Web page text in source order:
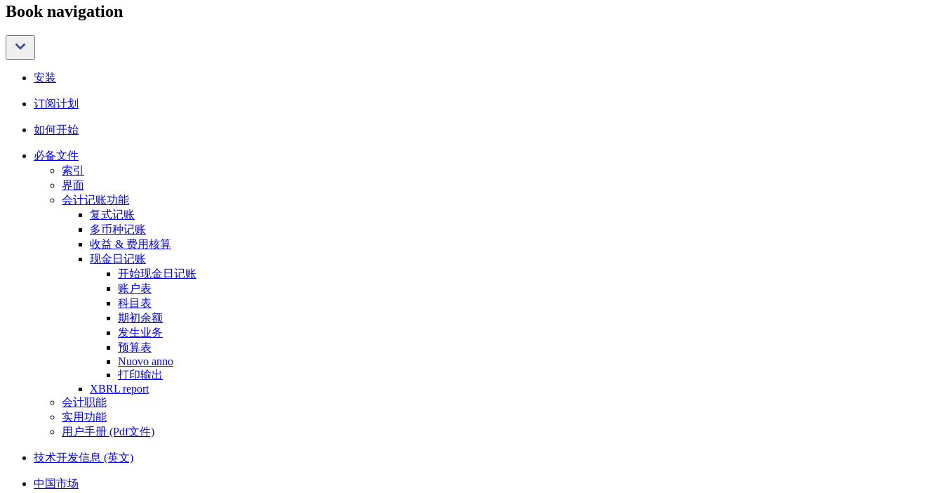
Book navigation
安装
订阅计划
如何开始
必备文件
索引
界面
会计记账功能
复式记账
多币种记账
收益 & 费用核算
现金日记账
开始现金日记账
账户表
科目表
期初余额
发生业务
预算表
Nuovo anno
打印输出
XBRL report
会计职能
实用功能
用户手册 (Pdf文件)
技术开发信息 (英文)
中国市场